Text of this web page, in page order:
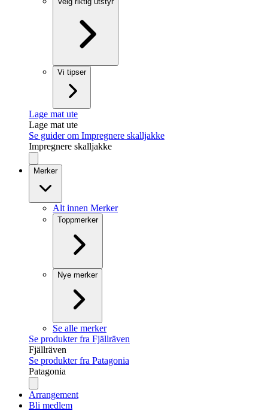
Vi tipser
Lage mat ute
Lage mat ute
Se guider om Impregnere skalljakke
Impregnere skalljakke
Merker
Alt innen Merker
Toppmerker
Nye merker
Se alle merker
Se produkter fra Fjällräven
Fjällräven
Se produkter fra Patagonia
Patagonia
Arrangement
Bli medlem